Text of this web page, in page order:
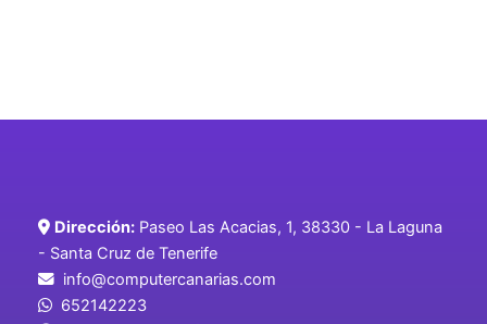
Dirección: Paseo Las Acacias, 1, 38330 - La Laguna
- Santa Cruz de Tenerife
info@computercanarias.com
652142223